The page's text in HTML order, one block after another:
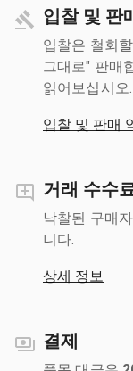
입찰 및 판
입찰은 철회
그대로" 판매
읽어보십시오.
입찰 및 판매
거래 수수
낙찰된 구매
니다.
상세 정보
결제